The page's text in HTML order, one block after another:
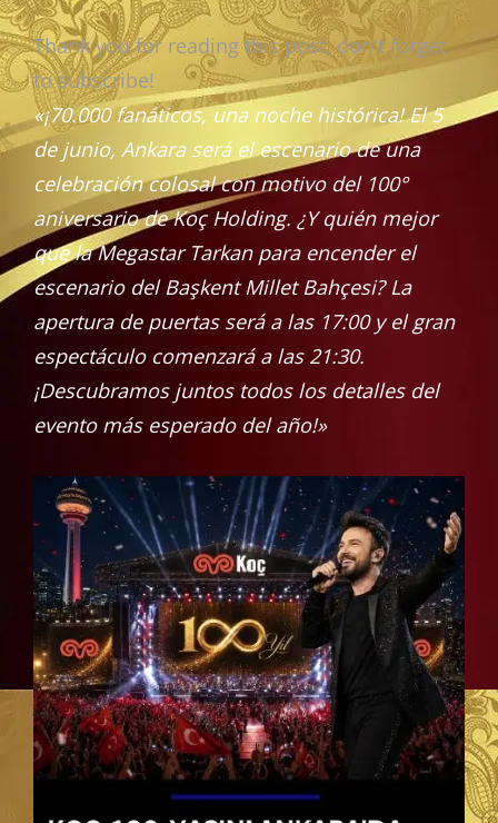
Thank you for reading this post, don't forget
to subscribe!
«¡70.000 fanáticos, una noche histórica! El 5
de junio, Ankara será el escenario de una
celebración colosal con motivo del 100°
aniversario de Koç Holding. ¿Y quién mejor
que la Megastar Tarkan para encender el
escenario del Başkent Millet Bahçesi? La
apertura de puertas será a las 17:00 y el gran
espectáculo comenzará a las 21:30.
¡Descubramos juntos todos los detalles del
evento más esperado del año!»